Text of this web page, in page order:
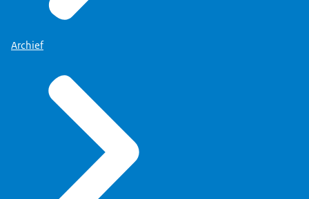
Archief